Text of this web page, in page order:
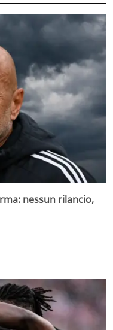
nessun rilancio,